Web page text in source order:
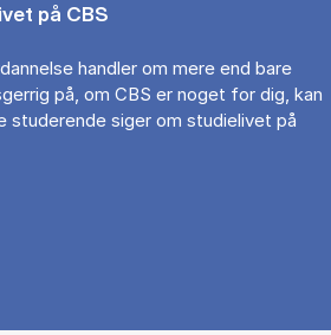
på CBS
handler om mere end bare
på, om CBS er noget for dig, kan
siger om studielivet på